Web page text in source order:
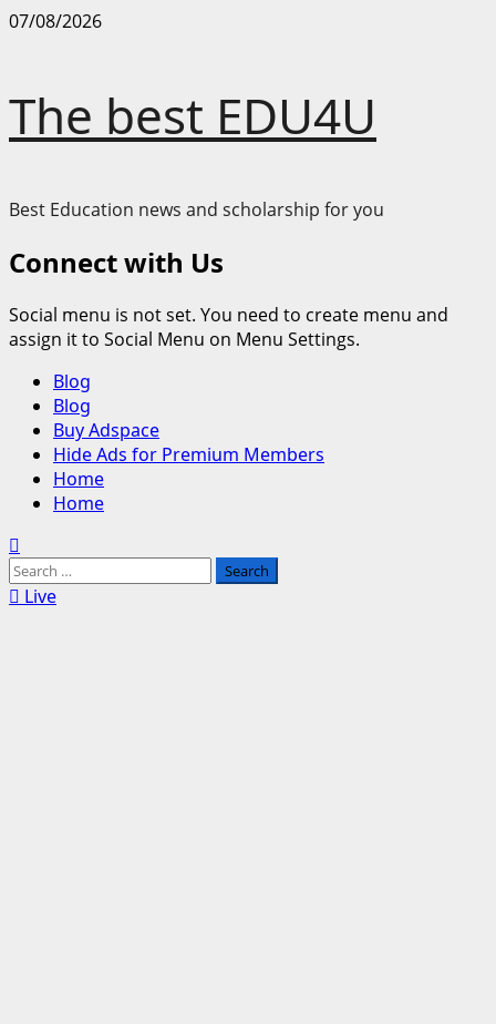
Skip
07/08/2026
The best EDU4U
Best Education news and scholarship for you
Connect with Us
Social menu is not set. You need to create menu and
assign it to Social Menu on Menu Settings.
Primary
Menu
Blog
Blog
Buy Adspace
Hide Ads for Premium Members
Home
Home
Search
for:Live